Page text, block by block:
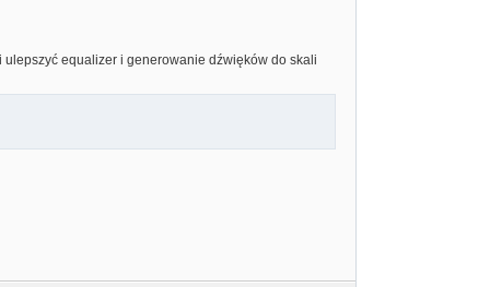
ulepszyć equalizer i generowanie dźwięków do skali